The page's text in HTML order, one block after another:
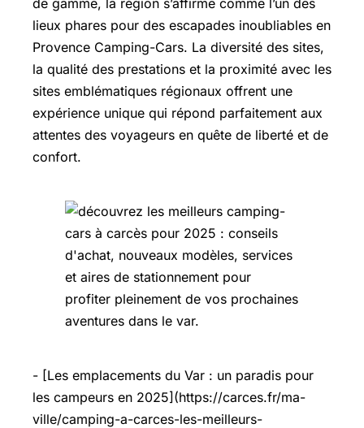
lieux phares pour des escapades inoubliables en
Provence Camping-Cars. La diversité des sites,
la qualité des prestations et la proximité avec les
sites emblématiques régionaux offrent une
expérience unique qui répond parfaitement aux
attentes des voyageurs en quête de liberté et de
confort.
- [Les emplacements du Var : un paradis pour
les campeurs en 2025](https://carces.fr/ma-
ville/camping-a-carces-les-meilleurs-